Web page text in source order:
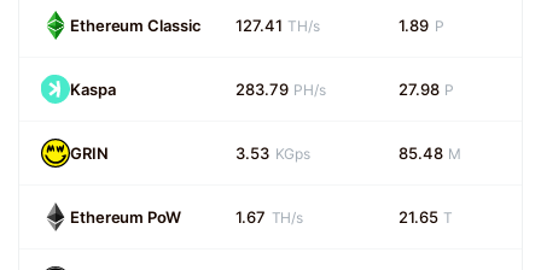
Ethereum Classic 127.41 TH/s 1.89 P
Kaspa 283.79 PH/s 27.98 P
GRIN 3.53 KGps 85.48 M
Ethereum PoW 1.67 TH/s 21.65 T